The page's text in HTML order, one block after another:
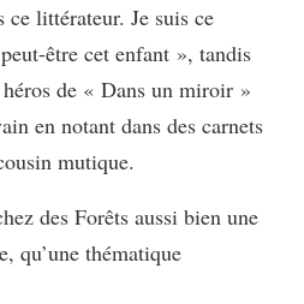
littérateur. Je suis ce
être cet enfant », tandis
de « Dans un miroir »
en notant dans des carnets
mutique.
des Forêts aussi bien une
qu’une thématique